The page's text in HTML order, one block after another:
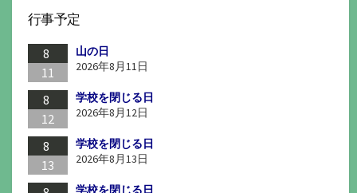
ー
送
り
行事予定
8
11
山の日
2026年8月11日
8
12
学校を閉じる日
2026年8月12日
8
13
学校を閉じる日
2026年8月13日
学校を閉じる日